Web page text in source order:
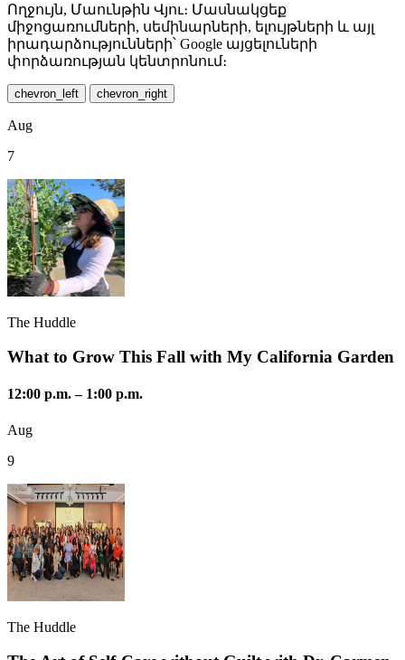
Ողջույն, Մաունթին Վյու։ Մասնակցեք
միջոցառումների, սեմինարների, ելույթների և այլ
իրադարձությունների՝ Google այցելուների
փորձառության կենտրոնում։
chevron_left chevron_right
Aug
7
The Huddle
What to Grow This Fall with My California Garden
12:00 p.m.– 1:00 p.m.
Aug
9
The Huddle